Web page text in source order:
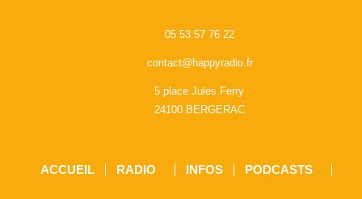
05 53 57 76 22
contact@happyradio.fr
5 place Jules Ferry
24100 BERGERAC
ACCUEIL RADIO INFOS PODCASTS